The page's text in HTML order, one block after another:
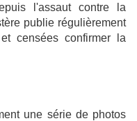
l'assaut contre la
publie régulièrement
censées confirmer la
une série de photos